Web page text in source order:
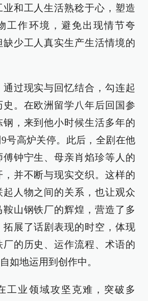
和工人生活熟稔于心，塑造
工作环境，避免出现情节夸
少工人真实生产生活情境的
通过现实与回忆结合，勾连起
。在欧洲留学八年后回国参
，来到他小时候生活多年的
号高炉关停。此后，全剧在他
钟宁生、母亲肖焰珍等人的
，并不断与现实交织。这样的
人物之间的关系，也让观众
山钢铁厂的辉煌，营造了多
展了话剧表现的时空，体现
的历史、运作流程、术语的
如地运用到创作中。
工业领域攻坚克难，突破多